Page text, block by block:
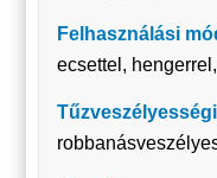
Felhasználási
ecsettel,